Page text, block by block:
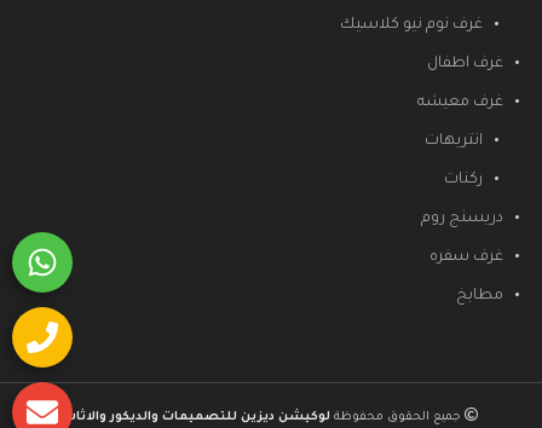
غرف نوم نيو كلاسيك
غرف اطفال
غرف معيشه
انتريهات
ركنات
دريسنج روم
غرف سفره
مطابخ
جميع الحقوق محفوظة لوكيشن ديزين للتصميمات والديكور والاثاث